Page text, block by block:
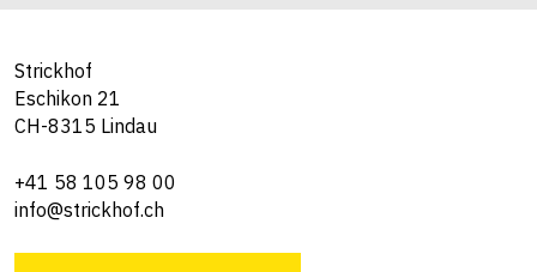
Strickhof
Eschikon 21
CH-8315 Lindau
+41 58 105 98 00
info@strickhof.ch